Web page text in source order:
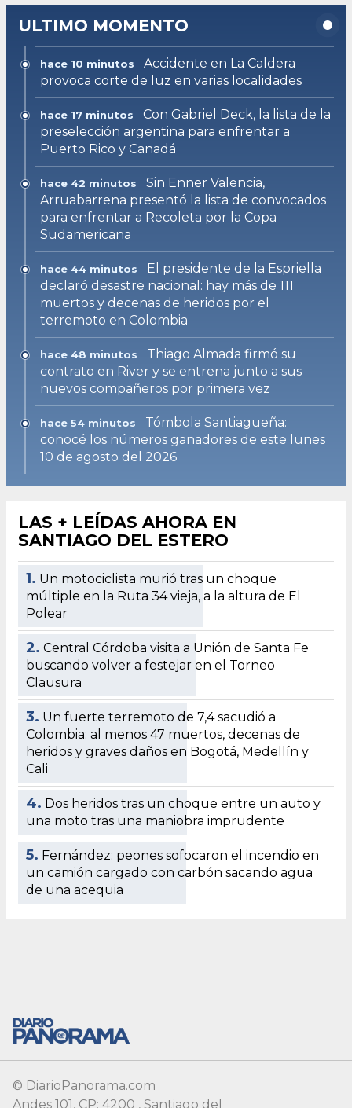
ULTIMO MOMENTO
hace 10 minutos
Accidente en La Caldera
provoca corte de luz en varias localidades
hace 17 minutos
Con Gabriel Deck, la lista de la
preselección argentina para enfrentar a
Puerto Rico y Canadá
hace 42 minutos
Sin Enner Valencia,
Arruabarrena presentó la lista de convocados
para enfrentar a Recoleta por la Copa
Sudamericana
hace 44 minutos
El presidente de la Espriella
declaró desastre nacional: hay más de 111
muertos y decenas de heridos por el
terremoto en Colombia
hace 48 minutos
Thiago Almada firmó su
contrato en River y se entrena junto a sus
nuevos compañeros por primera vez
hace 54 minutos
Tómbola Santiagueña:
conocé los números ganadores de este lunes
10 de agosto del 2026
LAS + LEÍDAS AHORA EN
SANTIAGO DEL ESTERO
1. Un motociclista murió tras un choque
múltiple en la Ruta 34 vieja, a la altura de El
Polear
2. Central Córdoba visita a Unión de Santa Fe
buscando volver a festejar en el Torneo
Clausura
3. Un fuerte terremoto de 7,4 sacudió a
Colombia: al menos 47 muertos, decenas de
heridos y graves daños en Bogotá, Medellín y
Cali
4. Dos heridos tras un choque entre un auto y
una moto tras una maniobra imprudente
5. Fernández: peones sofocaron el incendio en
un camión cargado con carbón sacando agua
de una acequia
© DiarioPanorama.com
Andes 101, CP: 4200 , Santiago del